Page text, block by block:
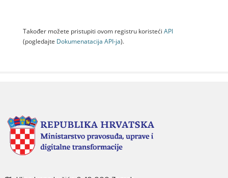
Također možete pristupiti ovom registru koristeći API
(pogledajte Dokumenаtаcijа API-jа).